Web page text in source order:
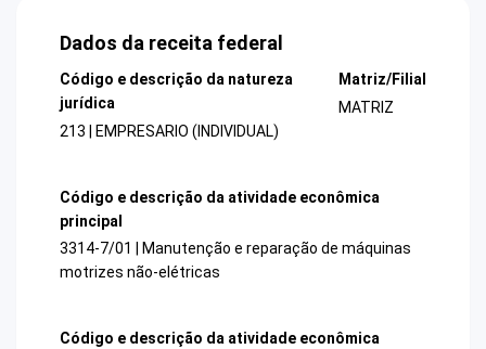
Dados da receita federal
Código e descrição da natureza
jurídica
213 | EMPRESARIO (INDIVIDUAL)
Matriz/Filial
MATRIZ
Código e descrição da atividade econômica
principal
3314-7/01 | Manutenção e reparação de máquinas
motrizes não-elétricas
Código e descrição da atividade econômica